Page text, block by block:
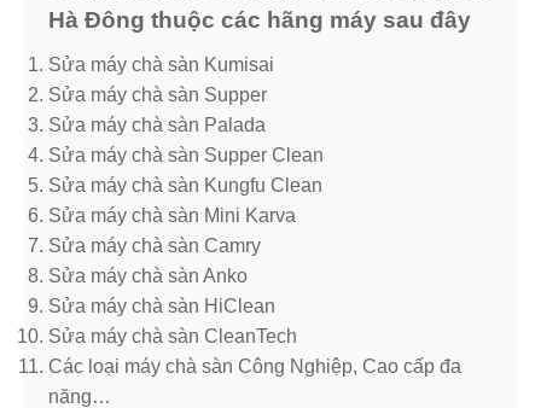
Hà Đông thuộc các hãng máy sau đây
Sửa máy chà sàn Kumisai
Sửa máy chà sàn Supper
Sửa máy chà sàn Palada
Sửa máy chà sàn Supper Clean
Sửa máy chà sàn Kungfu Clean
Sửa máy chà sàn Mini Karva
Sửa máy chà sàn Camry
Sửa máy chà sàn Anko
Sửa máy chà sàn HiClean
Sửa máy chà sàn CleanTech
Các loại máy chà sàn Công Nghiệp, Cao cấp đa
năng…